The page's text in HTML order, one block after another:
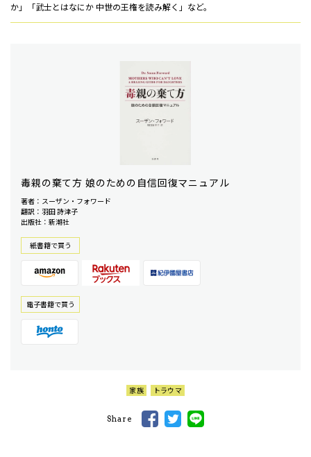
か」「武士とはなにか 中世の王権を読み解く」など。
毒親の棄て方 娘のための自信回復マニュアル
著者：スーザン・フォワード
翻訳：羽田 詩津子
出版社：新潮社
紙書籍で買う
電⼦書籍で買う
家族 トラウマ
Share